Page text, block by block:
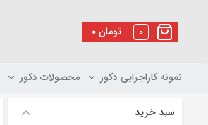
۰تومان 0
نمونه کاراجرایی دکور محصولات دکور
سبد خرید